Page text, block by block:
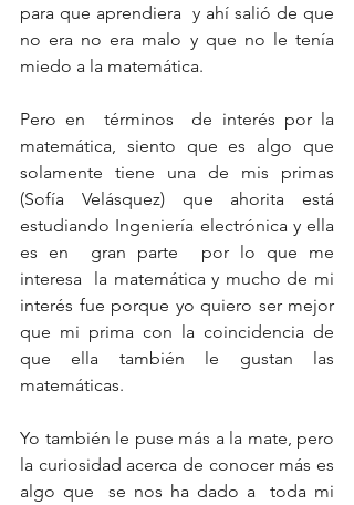
para que aprendiera  y ahí salió de que
no era no era malo y que no le tenía
miedo a la matemática.
Pero en  términos  de interés por la
matemática, siento que es algo que
solamente tiene una de mis primas
(Sofía Velásquez) que ahorita está
estudiando Ingeniería electrónica y ella
es en  gran parte  por lo que me
interesa  la matemática y mucho de mi
interés fue porque yo quiero ser mejor
que mi prima con la coincidencia de
que ella también le gustan las
matemáticas.
Yo también le puse más a la mate, pero
la curiosidad acerca de conocer más es
algo que  se nos ha dado a  toda mi